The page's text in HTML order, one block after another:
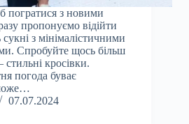
погратися з новими
пропонуємо відійти
з мінімалістичними
Спробуйте щось більш
кросівки.
погода буває
07.07.2024